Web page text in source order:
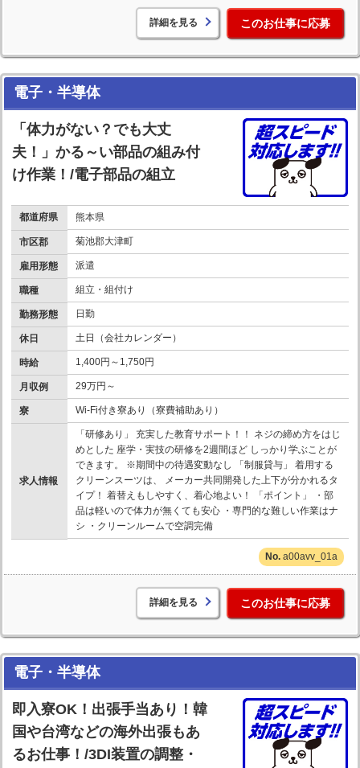
詳細を見る このお仕事に応募
電子・半導体
「体力がない？でも大丈
夫！」かる～い部品の組み付
け作業！/電子部品の組立
都道府県 熊本県
市区郡 菊池郡大津町
雇用形態 派遣
職種 組立・組付け
勤務形態 日勤
休日 土日（会社カレンダー）
時給 1,400円～1,750円
月収例 29万円～
寮 Wi-Fi付き寮あり（寮費補助あり）
求人情報
「研修あり」 充実した教育サポート！！ ネジの締め方をはじ
めとした 座学・実技の研修を2週間ほど しっかり学ぶことが
できます。 ※期間中の待遇変動なし 「制服貸与」 着用する
クリーンスーツは、 メーカー共同開発した上下が分かれるタ
イプ！ 着替えもしやすく、着心地よい！ 「ポイント」 ・部
品は軽いので体力が無くても安心 ・専門的な難しい作業はナ
シ ・クリーンルームで空調完備
a00avv_01a
詳細を見る このお仕事に応募
電子・半導体
即入寮OK！出張手当あり！韓
国や台湾などの海外出張もあ
るお仕事！/3DI装置の調整・